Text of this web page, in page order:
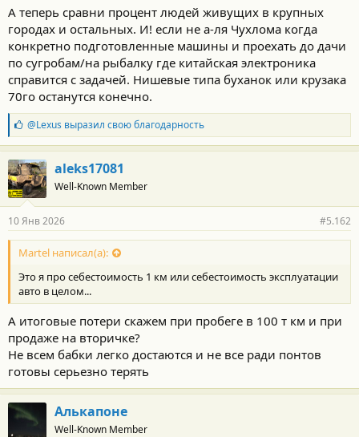
А теперь сравни процент людей живущих в крупных
городах и остальных. И! если не а-ля Чухлома когда
конкретно подготовленные машины и проехать до дачи
по сугробам/на рыбалку где китайская электроника
справится с задачей. Нишевые типа буханок или крузака
70го останутся конечно.
Б
л
а
г
о
д
а
н
о
с
и
:
@Lexus выразил свою благодарность
aleks17081
Well-Known Member
10 Янв 2026 #5.162
Martel написал(а):
Это я про себестоимость 1 км или себестоимость эксплуатации
авто в целом...
А итоговые потери скажем при пробеге в 100 т км и при
продаже на вторичке?
Не всем бабки легко достаются и не все ради понтов
готовы серьезно терять
Алькапоне
Well-Known Member